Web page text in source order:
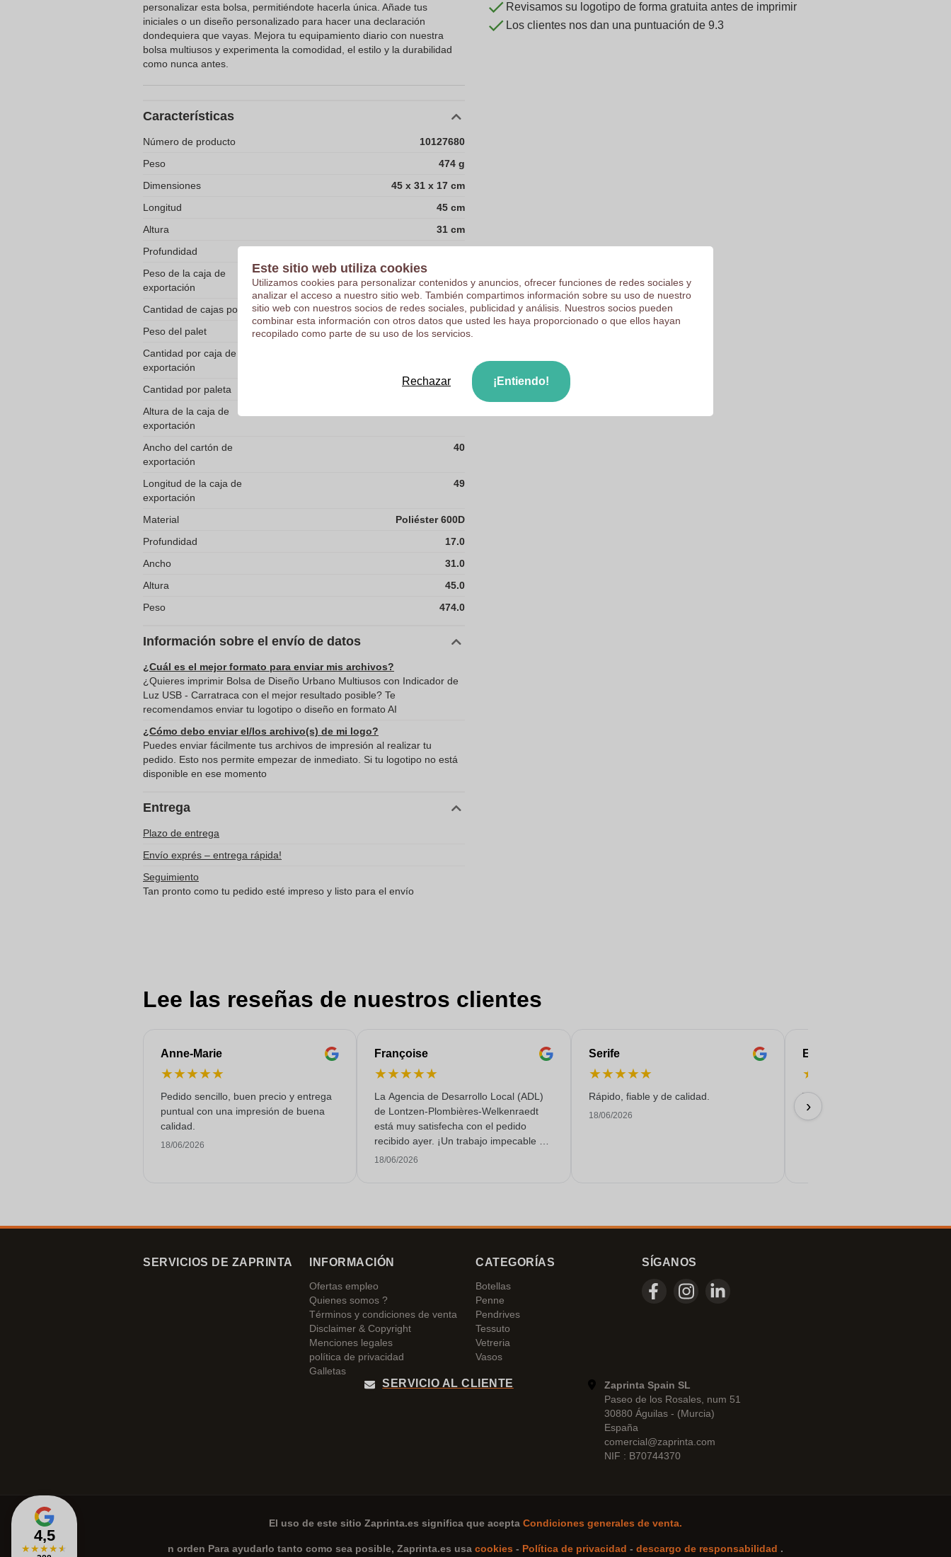
personalizar esta bolsa, permitiéndote hacerla única. Añade tus
iniciales o un diseño personalizado para hacer una declaración
dondequiera que vayas. Mejora tu equipamiento diario con nuestra
bolsa multiusos y experimenta la comodidad, el estilo y la durabilidad
como nunca antes.
Características
Número de producto
10127680
Peso
474 g
Dimensiones
45 x 31 x 17 cm
Longitud
45 cm
Altura
31 cm
Profundidad
Peso de la caja de
exportación
Cantidad de cajas por paleta
18
Peso del palet
189
Cantidad por caja de
exportación
Cantidad por paleta
360
Altura de la caja de
exportación
Ancho del cartón de
exportación
40
Longitud de la caja de
exportación
49
Material
Poliéster 600D
Profundidad
17.0
Ancho
31.0
Altura
45.0
Peso
474.0
Información sobre el envío de datos
¿Cuál es el mejor formato para enviar mis archivos?
¿Quieres imprimir Bolsa de Diseño Urbano Multiusos con Indicador de
Luz USB - Carratraca con el mejor resultado posible? Te
recomendamos enviar tu logotipo o diseño en formato AI
¿Cómo debo enviar el/los archivo(s) de mi logo?
Puedes enviar fácilmente tus archivos de impresión al realizar tu
pedido. Esto nos permite empezar de inmediato. Si tu logotipo no está
disponible en ese momento
Entrega
Plazo de entrega
Envío exprés – entrega rápida!
Seguimiento
Tan pronto como tu pedido esté impreso y listo para el envío
Revisamos su logotipo de forma gratuita antes de imprimir
Los clientes nos dan una puntuación de 9.3
Lee las reseñas de nuestros clientes
Anne-Marie
★★★★★
Pedido sencillo, buen precio y entrega
puntual con una impresión de buena
calidad.
18/06/2026
Françoise
★★★★★
La Agencia de Desarrollo Local (ADL)
de Lontzen-Plombières-Welkenraedt
está muy satisfecha con el pedido
recibido ayer. ¡Un trabajo impecable y
un servicio de calidad!
18/06/2026
Serife
★★★★★
Rápido, fiable y de calidad.
18/06/2026
Eren
★
Todo salió de maravilla...
17/06/2026
›
4,5
★★★★★
SERVICIOS DE ZAPRINTA INFORMACIÓN
Ofertas empleo
Quienes somos ?
Términos y condiciones de venta
Disclaimer & Copyright
Menciones legales
política de privacidad
Galletas
CATEGORÍAS
Botellas
Penne
Pendrives
Tessuto
Vetreria
Vasos
SÍGANOS
SERVICIO AL CLIENTE
Zaprinta Spain SL
Paseo de los Rosales, num 51
30880 Águilas - (Murcia)
España
comercial@zaprinta.com
NIF : B70744370
El uso de este sitio Zaprinta.es significa que acepta Condiciones generales de venta.
n orden Para ayudarlo tanto como sea posible, Zaprinta.es usa cookies - Política de privacidad - descargo de responsabilidad .
Este sitio web utiliza cookies
Utilizamos cookies para personalizar contenidos y anuncios, ofrecer funciones de redes sociales y
analizar el acceso a nuestro sitio web. También compartimos información sobre su uso de nuestro
sitio web con nuestros socios de redes sociales, publicidad y análisis. Nuestros socios pueden
combinar esta información con otros datos que usted les haya proporcionado o que ellos hayan
recopilado como parte de su uso de los servicios.
Rechazar ¡Entiendo!